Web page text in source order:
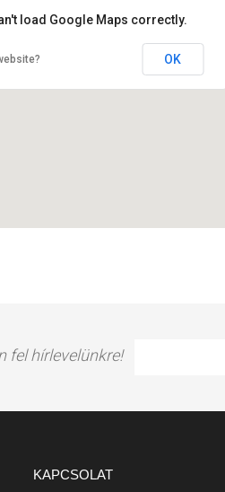
load Google Maps correctly.
OK
fel hírlevelünkre!
KAPCSOLAT